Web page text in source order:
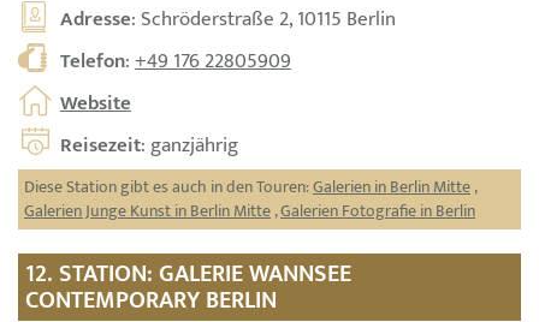
Adresse: Schröderstraße 2, 10115 Berlin
Telefon:+49 176 22805909
Website
Reisezeit: ganzjährig
Diese Station gibt es auch in den Touren:Galerien in Berlin Mitte,
Galerien Junge Kunst in Berlin Mitte,Galerien Fotografie in Berlin
12. STATION: GALERIE WANNSEE
CONTEMPORARY BERLIN